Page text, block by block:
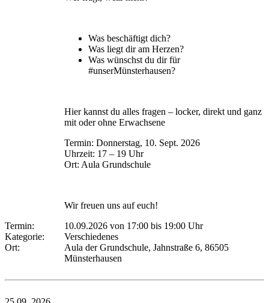
Was beschäftigt dich?
Was liegt dir am Herzen?
Was wünschst du dir für
#unserMünsterhausen?
Hier kannst du alles fragen – locker, direkt und ganz
mit oder ohne Erwachsene
Termin: Donnerstag, 10. Sept. 2026
Uhrzeit: 17 – 19 Uhr
Ort: Aula Grundschule
Wir freuen uns auf euch!
Termin:
10.09.2026 von 17:00 bis 19:00 Uhr
Kategorie:
Verschiedenes
Ort:
Aula der Grundschule, Jahnstraße 6, 86505
Münsterhausen